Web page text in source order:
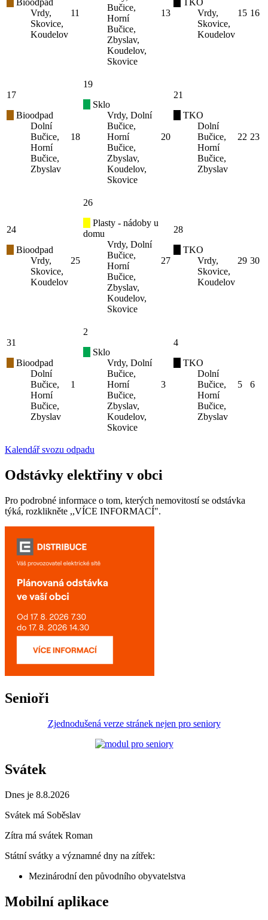
Bioodpad
Vrdy,
Skovice,
Koudelov
11
Bučice,
Horní
Bučice,
Zbyslav,
Koudelov,
Skovice
13
TKO
Vrdy,
Skovice,
Koudelov
15 16
17
Bioodpad
Dolní
Bučice,
Horní
Bučice,
Zbyslav
18
19
Sklo
Vrdy, Dolní
Bučice,
Horní
Bučice,
Zbyslav,
Koudelov,
Skovice
20
21
TKO
Dolní
Bučice,
Horní
Bučice,
Zbyslav
22 23
24
Bioodpad
Vrdy,
Skovice,
Koudelov
25
26
Plasty - nádoby u
domu
Vrdy, Dolní
Bučice,
Horní
Bučice,
Zbyslav,
Koudelov,
Skovice
27
28
TKO
Vrdy,
Skovice,
Koudelov
29 30
31
Bioodpad
Dolní
Bučice,
Horní
Bučice,
Zbyslav
1
2
Sklo
Vrdy, Dolní
Bučice,
Horní
Bučice,
Zbyslav,
Koudelov,
Skovice
3
4
TKO
Dolní
Bučice,
Horní
Bučice,
Zbyslav
5 6
Kalendář svozu odpadu
Odstávky elektřiny v obci
Pro podrobné informace o tom, kterých nemovitostí se odstávka
týká, rozklikněte ,,VÍCE INFORMACÍ".
Senioři
Zjednodušená verze stránek nejen pro seniory
Svátek
Dnes je 8.8.2026
Svátek má Soběslav
Zítra má svátek Roman
Státní svátky a významné dny na zítřek:
Mezinárodní den původního obyvatelstva
Mobilní aplikace